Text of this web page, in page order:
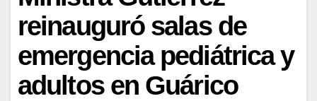
reinauguró salas de
emergencia pediátrica y
adultos en Guárico